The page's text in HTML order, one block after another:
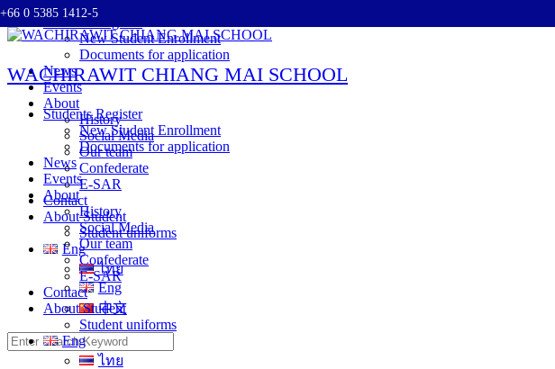
Skip
to
+66 0 5385 1412-5
WACHIRAWIT CHIANG MAI SCHOOL
Students Register
New Student Enrollment
Documents for application
News
Events
About
History
Social Media
Our team
Confederate
E-SAR
Contact
About Student
Student uniforms
Eng
ไทย
Students Register
New Student Enrollment
Documents for application
News
Events
About
History
Social Media
Our team
Confederate
E-SAR
Contact
About Student
Student uniforms
Eng
ไทย
Eng
中文
Search
for: